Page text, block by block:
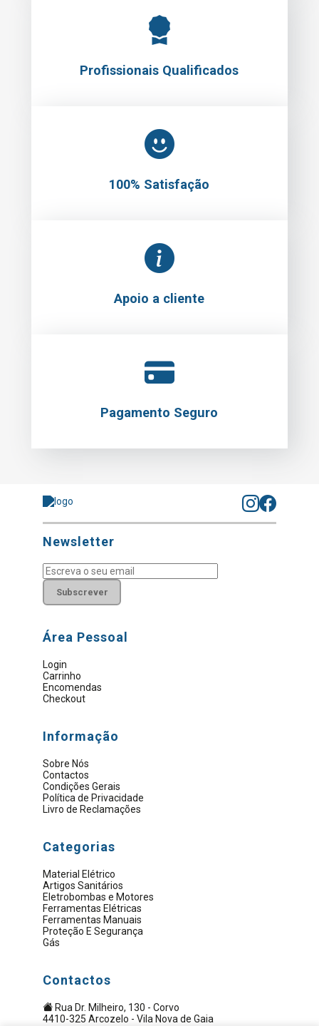
Profissionais Qualificados
100% Satisfação
Apoio a cliente
Pagamento Seguro
Newsletter
Subscrever
Área Pessoal
Login
Carrinho
Encomendas
Checkout
Informação
Sobre Nós
Contactos
Condições Gerais
Política de Privacidade
Livro de Reclamações
Categorias
Material Elétrico
Artigos Sanitários
Eletrobombas e Motores
Ferramentas Elétricas
Ferramentas Manuais
Proteção E Segurança
Gás
Contactos
Rua Dr. Milheiro, 130 - Corvo
4410-325 Arcozelo - Vila Nova de Gaia